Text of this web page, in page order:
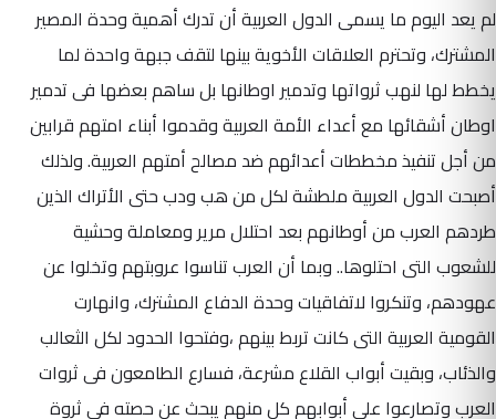
لم يعد اليوم ما يسمى الدول العربية أن تدرك أهمية وحدة المصير
المشترك، وتحترم العلاقات الأخوية بينها لتقف جبهة واحدة لما
يخطط لها لنهب ثرواتها وتدمير اوطانها بل ساهم بعضها فى تدمير
اوطان أشقائها مع أعداء الأمة العربية وقدموا أبناء امتهم قرابين
من أجل تنفيذ مخططات أعدائهم ضد مصالح أمتهم العربية. ولذلك
أصبحت الدول العربية ملطشة لكل من هب ودب حتى الأتراك الذين
طردهم العرب من أوطانهم بعد احتلال مرير ومعاملة وحشية
للشعوب التى احتلوها.. وبما أن العرب تناسوا عروبتهم وتخلوا عن
عهودهم، وتنكروا لاتفاقيات وحدة الدفاع المشترك، وانهارت
القومية العربية التى كانت تربط بينهم ،وفتحوا الحدود لكل الثعالب
والذئاب، وبقيت أبواب القلاع مشرعة، فسارع الطامعون فى ثروات
العرب وتصارعوا على أبوابهم كل منهم يبحث عن حصته فى ثروة